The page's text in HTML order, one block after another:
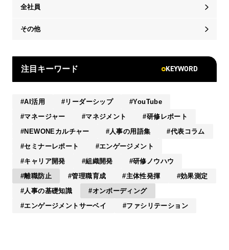
全社員
その他
注目キーワード KEYWORD
AI活用 リーダーシップ
YouTube
マネージャー
マネジメント
研修レポート
NEWONEカルチャー
人事の用語集
代表コラム
セミナーレポート
エンゲージメント
キャリア開発
組織開発
研修ノウハウ
離職防止
管理職育成 主体性発揮
効果測定
人事の基礎知識
オンボーディング
エンゲージメントサーベイ
ファシリテーション